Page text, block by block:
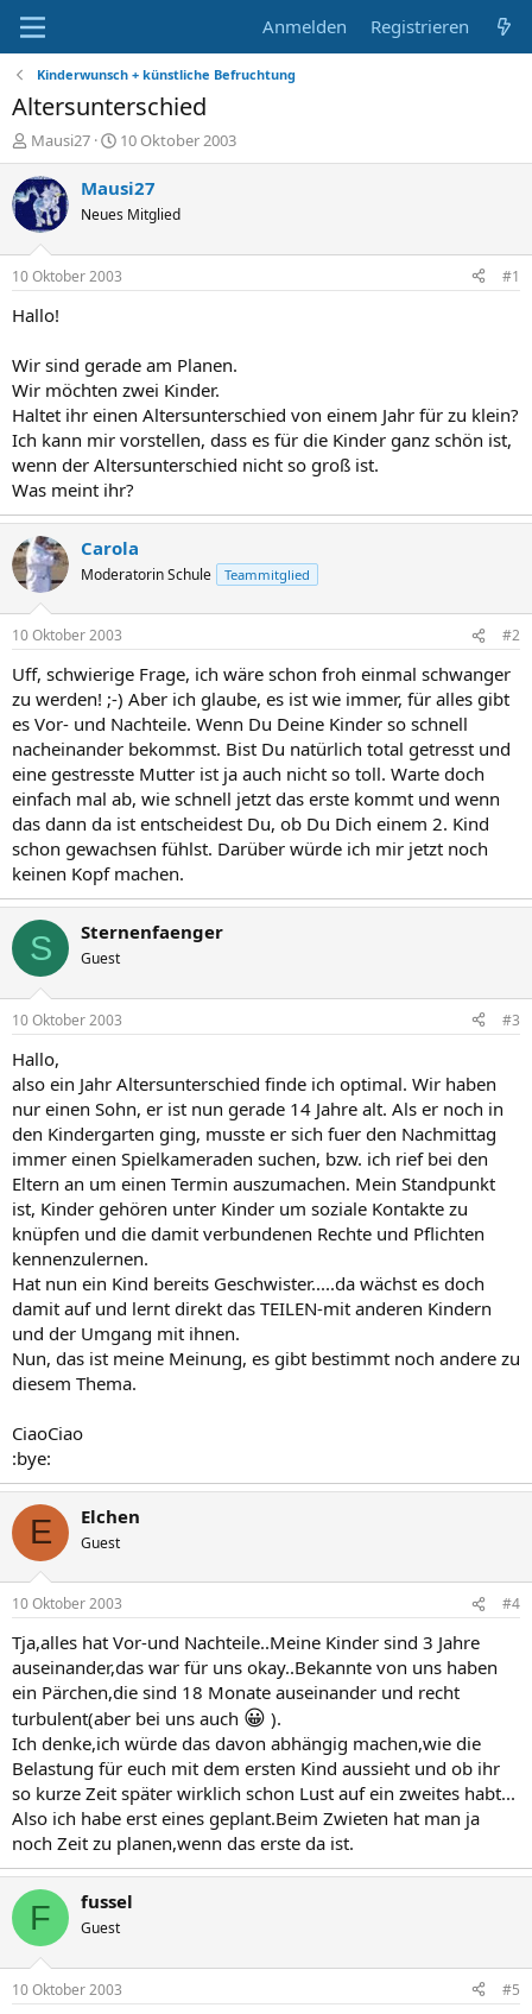
Anmelden Registrieren
Kinderwunsch + künstliche Befruchtung
Altersunterschied
E
r
s
t
e
e
r
Mausi27
E
r
s
e
l
t
10 Oktober 2003
Mausi27
Neues Mitglied
10 Oktober 2003 #1
Hallo!
Wir sind gerade am Planen.
Wir möchten zwei Kinder.
Haltet ihr einen Altersunterschied von einem Jahr für zu klein?
Ich kann mir vorstellen, dass es für die Kinder ganz schön ist,
wenn der Altersunterschied nicht so groß ist.
Was meint ihr?
Carola
Moderatorin Schule Teammitglied
10 Oktober 2003 #2
Uff, schwierige Frage, ich wäre schon froh einmal schwanger
zu werden! ;-) Aber ich glaube, es ist wie immer, für alles gibt
es Vor- und Nachteile. Wenn Du Deine Kinder so schnell
nacheinander bekommst. Bist Du natürlich total getresst und
eine gestresste Mutter ist ja auch nicht so toll. Warte doch
einfach mal ab, wie schnell jetzt das erste kommt und wenn
das dann da ist entscheidest Du, ob Du Dich einem 2. Kind
schon gewachsen fühlst. Darüber würde ich mir jetzt noch
keinen Kopf machen.
S Sternenfaenger
Guest
10 Oktober 2003 #3
Hallo,
also ein Jahr Altersunterschied finde ich optimal. Wir haben
nur einen Sohn, er ist nun gerade 14 Jahre alt. Als er noch in
den Kindergarten ging, musste er sich fuer den Nachmittag
immer einen Spielkameraden suchen, bzw. ich rief bei den
Eltern an um einen Termin auszumachen. Mein Standpunkt
ist, Kinder gehören unter Kinder um soziale Kontakte zu
knüpfen und die damit verbundenen Rechte und Pflichten
kennenzulernen.
Hat nun ein Kind bereits Geschwister.....da wächst es doch
damit auf und lernt direkt das TEILEN-mit anderen Kindern
und der Umgang mit ihnen.
Nun, das ist meine Meinung, es gibt bestimmt noch andere zu
diesem Thema.
CiaoCiao
:bye:
E Elchen
Guest
10 Oktober 2003 #4
Tja,alles hat Vor-und Nachteile..Meine Kinder sind 3 Jahre
auseinander,das war für uns okay..Bekannte von uns haben
ein Pärchen,die sind 18 Monate auseinander und recht
turbulent(aber bei uns auch 😀 ).
Ich denke,ich würde das davon abhängig machen,wie die
Belastung für euch mit dem ersten Kind aussieht und ob ihr
so kurze Zeit später wirklich schon Lust auf ein zweites habt...
Also ich habe erst eines geplant.Beim Zwieten hat man ja
noch Zeit zu planen,wenn das erste da ist.
F fussel
Guest
10 Oktober 2003 #5